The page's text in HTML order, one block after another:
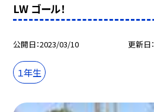
LW ゴール！
公開日 2023/03/10 更新日
１年生